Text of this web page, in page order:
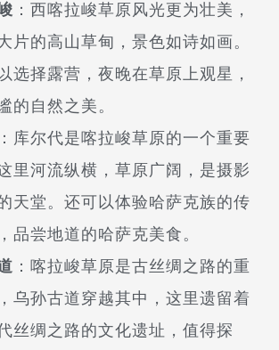
：西喀拉峻草原风光更为壮美，
片的高山草甸，景色如诗如画。
选择露营，夜晚在草原上观星，
的自然之美。
：库尔代是喀拉峻草原的一个重要
里河流纵横，草原广阔，是摄影
天堂。还可以体验哈萨克族的传
品尝地道的哈萨克美食。
：喀拉峻草原是古丝绸之路的重
乌孙古道穿越其中，这里遗留着
丝绸之路的文化遗址，值得探